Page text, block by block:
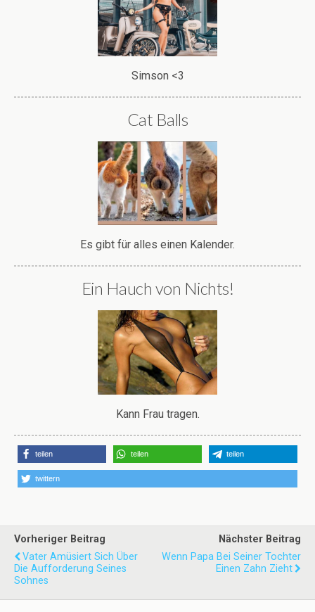
Simson <3
Cat Balls
Es gibt für alles einen Kalender.
Ein Hauch von Nichts!
Kann Frau tragen.
teilen teilen teilen
twittern
Vorheriger Beitrag
Vater Amüsiert Sich Über
Die Aufforderung Seines
Sohnes
Nächster Beitrag
Wenn Papa Bei Seiner Tochter
Einen Zahn Zieht